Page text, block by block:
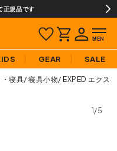
正規品です
GEAR SALE
寝具 寝具小物 EXPED エクス
1/5